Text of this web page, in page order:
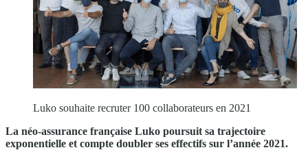
Luko souhaite recruter 100 collaborateurs en 2021
La néo-assurance française Luko poursuit sa trajectoire
exponentielle et compte doubler ses effectifs sur l’année 2021.